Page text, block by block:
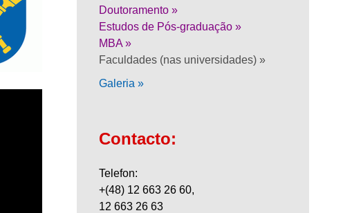
Doutoramento »
Estudos de Pós-graduação »
MBA »
Faculdades (nas universidades) »
Galeria »
Contacto:
Telefon:
+(48) 12 663 26 60,
12 663 26 63